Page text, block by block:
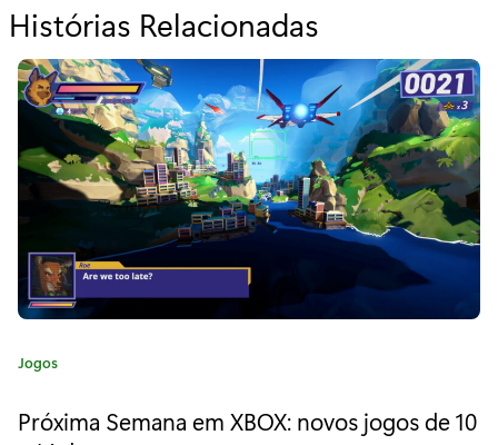
Histórias Relacionadas
a
r
a
"
F
r
H
C
e
Jogos
Próxima Semana em XBOX: novos jogos de 10